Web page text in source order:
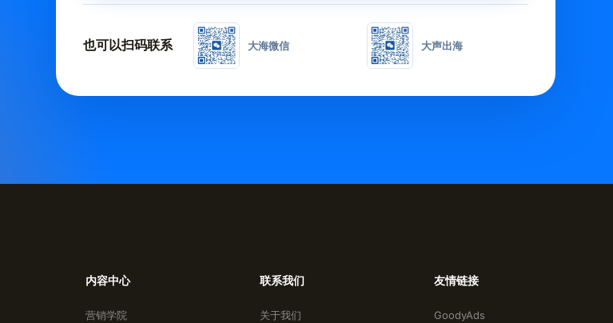
也可以扫码联系 大海微信 大声出海
内容中心
营销学院
联系我们
关于我们
友情链接
GoodyAds